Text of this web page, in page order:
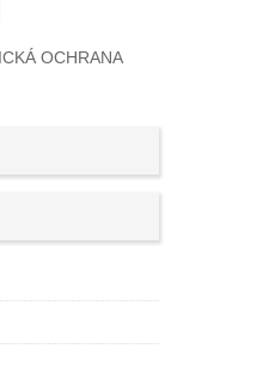
OCHRANA